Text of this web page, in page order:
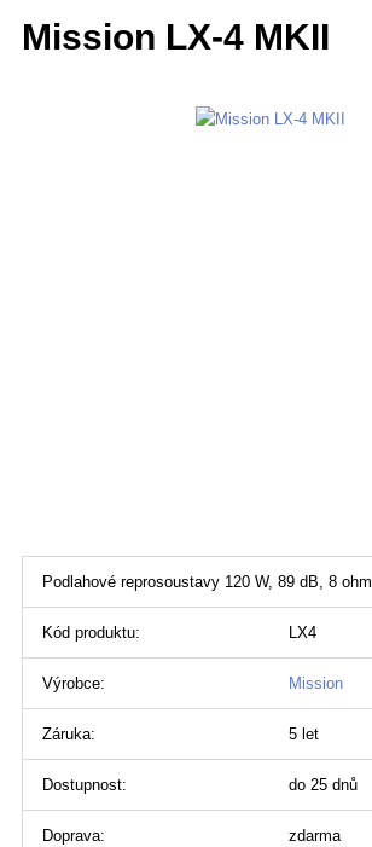
Mission LX-4 MKII
Podlahové reprosoustavy 120 W, 89 dB, 8 ohm
Kód produktu: LX4
Výrobce: Mission
Záruka: 5 let
Dostupnost: do 25 dnů
Doprava: zdarma